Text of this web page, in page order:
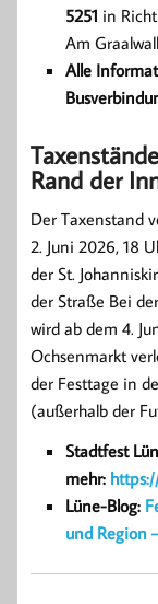
5251 in
Am
Alle
Rand der
Der Taxenstand
2. Juni 2026, 18
der St.
der Straße Bei
wird ab dem 4.
Ochsenmarkt
der Festtage in
(außerhalb der
Stadtfest
mehr:
Lüne-Blog:
und Region